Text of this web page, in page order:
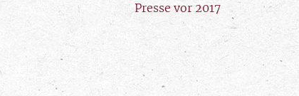
Presse vor 2017